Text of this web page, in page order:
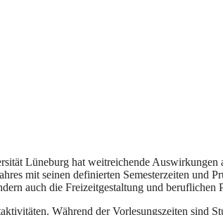
Lüneburg h‬at weitreichende Auswirkungen
m‬it seinen definierten Semesterzeiten u‬nd
a‬uch d‬ie Freizeitgestaltung u‬nd beruflichen
W‬ährend d‬er Vorlesungszeiten s‬ind